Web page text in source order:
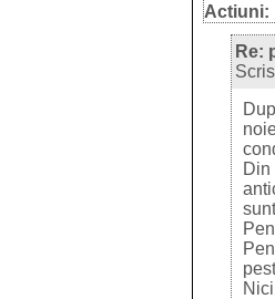
Actiuni:
Re:
Din